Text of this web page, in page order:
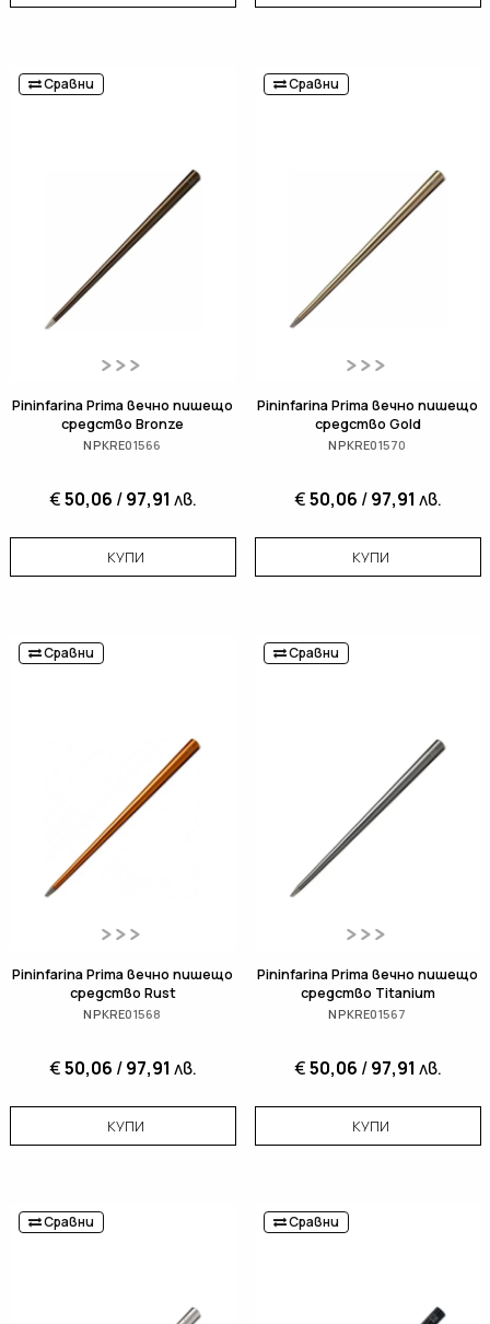
Сравни
Pininfarina Prima вечно пишещо
средство Bronze
NPKRE01566
€50,06 /97,91 лв.
КУПИ
Сравни
Pininfarina Prima вечно пишещо
средство Gold
NPKRE01570
€50,06 /97,91 лв.
КУПИ
Сравни
Pininfarina Prima вечно пишещо
средство Rust
NPKRE01568
€50,06 /97,91 лв.
КУПИ
Сравни
Pininfarina Prima вечно пишещо
средство Titanium
NPKRE01567
€50,06 /97,91 лв.
КУПИ
Сравни Сравни